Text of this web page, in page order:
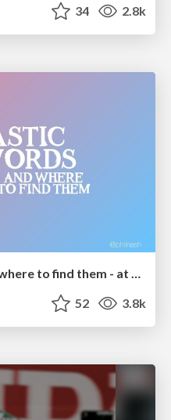
34 2.8k
Fantastic passwords and where to find them - at NoRuKo
52 3.8k